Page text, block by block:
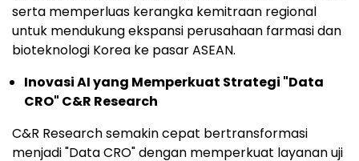
serta memperluas kerangka kemitraan regional
untuk mendukung ekspansi perusahaan farmasi dan
bioteknologi Korea ke pasar ASEAN.
Inovasi AI yang Memperkuat Strategi "Data
CRO" C&R Research
C&R Research semakin cepat bertransformasi
menjadi "Data CRO" dengan memperkuat layanan uji